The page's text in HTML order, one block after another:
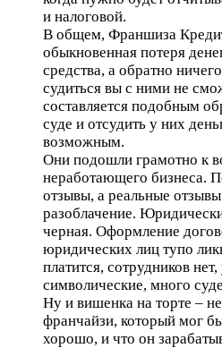
и налоговой.
В общем, Франшиза
обыкновенная потеря
средства, а обратно
судиться вы с ними не
составляется подобным
суде и отсудить у них
возможным.
Они подошли грамотно к
неработающего бизнеса.
отзывы, а реальные
разоблачение.
черная. Оформление
юридических лиц тупо
платится, сотрудников
символические, много
Ну и вишенка на торте –
франчайзи, который мог
хорошо, и что он